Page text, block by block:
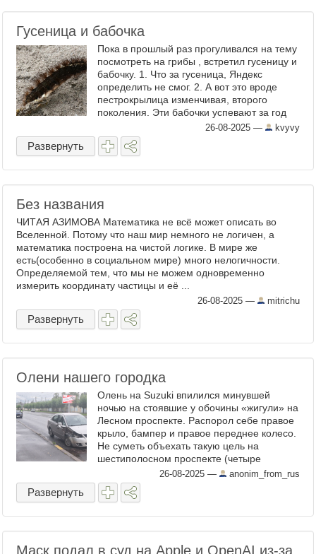
Гусеница и бабочка
Пока в прошлый раз прогуливался на тему
посмотреть на грибы , встретил гусеницу и
бабочку. 1. Что за гусеница, Яндекс
определить не смог. 2. А вот это вроде
пестрокрылица изменчивая, второго
поколения. Эти бабочки успевают за год
два поколения сменить. Первое обычно
ярко ...
26-08-2025 — kvyvy
Развернуть
Без названия
ЧИТАЯ АЗИМОВА Математика не всё может описать во
Вселенной. Потому что наш мир немного не логичен, а
математика построена на чистой логике. В мире же
есть(особенно в социальном мире) много нелогичности.
Определяемой тем, что мы не можем одновременно
измерить координату частицы и её ...
26-08-2025 — mitrichu
Развернуть
Олени нашего городка
Олень на Suzuki впилился минувшей
ночью на стоявшие у обочины «жигули» на
Лесном проспекте. Распорол себе правое
крыло, бампер и правое переднее колесо.
Не суметь объехать такую цель на
шестиполосном проспекте (четыре
автомобильных плюс трамвайные пути) –
это многое говорит о ...
26-08-2025 — anonim_from_rus
Развернуть
Маск подал в суд на Apple и OpenAI из-за